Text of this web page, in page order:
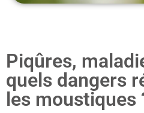
Piqûres,
quels dangers
les moustiques